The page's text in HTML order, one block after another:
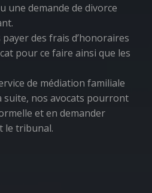
une demande de divorce
des frais d’honoraires
pour ce faire ainsi que les
de médiation familiale
suite, nos avocats pourront
et en demander
le tribunal.